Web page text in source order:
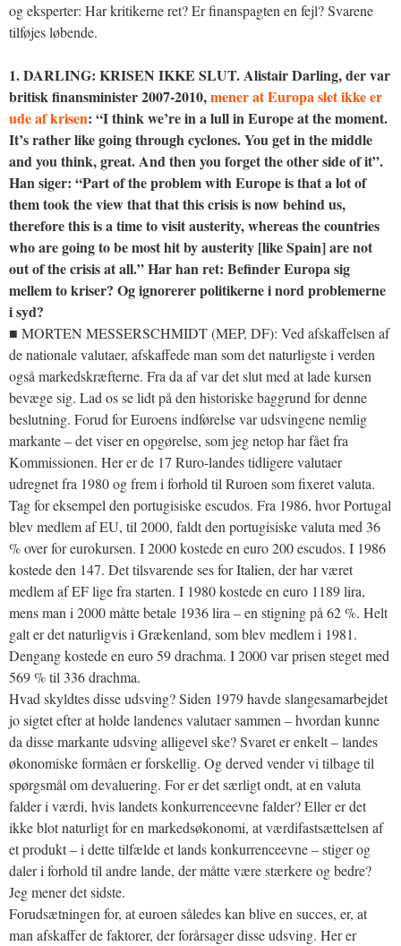
og eksperter: Har kritikerne ret? Er finanspagten en fejl? Svarene
tilføjes løbende.
1. DARLING: KRISEN IKKE SLUT. Alistair Darling, der var
britisk finansminister 2007-2010,mener at Europa slet ikke er
ude af krisen: “I think we’re in a lull in Europe at the moment.
It’s rather like going through cyclones. You get in the middle
and you think, great. And then you forget the other side of it”.
Han siger: “Part of the problem with Europe is that a lot of
them took the view that that this crisis is now behind us,
therefore this is a time to visit austerity, whereas the countries
who are going to be most hit by austerity [like Spain] are not
out of the crisis at all.” Har han ret: Befinder Europa sig
mellem to kriser? Og ignorerer politikerne i nord problemerne
i syd?
■ MORTEN MESSERSCHMIDT (MEP, DF): Ved afskaffelsen af
de nationale valutaer, afskaffede man som det naturligste i verden
også markedskræfterne. Fra da af var det slut med at lade kursen
bevæge sig. Lad os se lidt på den historiske baggrund for denne
beslutning. Forud for Euroens indførelse var udsvingene nemlig
markante – det viser en opgørelse, som jeg netop har fået fra
Kommissionen. Her er de 17 Ruro-landes tidligere valutaer
udregnet fra 1980 og frem i forhold til Ruroen som fixeret valuta.
Tag for eksempel den portugisiske escudos. Fra 1986, hvor Portugal
blev medlem af EU, til 2000, faldt den portugisiske valuta med 36
% over for eurokursen. I 2000 kostede en euro 200 escudos. I 1986
kostede den 147. Det tilsvarende ses for Italien, der har været
medlem af EF lige fra starten. I 1980 kostede en euro 1189 lira,
mens man i 2000 måtte betale 1936 lira – en stigning på 62 %. Helt
galt er det naturligvis i Grækenland, som blev medlem i 1981.
Dengang kostede en euro 59 drachma. I 2000 var prisen steget med
569 % til 336 drachma.
Hvad skyldtes disse udsving? Siden 1979 havde slangesamarbejdet
jo sigtet efter at holde landenes valutaer sammen – hvordan kunne
da disse markante udsving alligevel ske? Svaret er enkelt – landes
økonomiske formåen er forskellig. Og derved vender vi tilbage til
spørgsmål om devaluering. For er det særligt ondt, at en valuta
falder i værdi, hvis landets konkurrenceevne falder? Eller er det
ikke blot naturligt for en markedsøkonomi, at værdifastsættelsen af
et produkt – i dette tilfælde et lands konkurrenceevne – stiger og
daler i forhold til andre lande, der måtte være stærkere og bedre?
Jeg mener det sidste.
Forudsætningen for, at euroen således kan blive en succes, er, at
man afskaffer de faktorer, der forårsager disse udsving. Her er